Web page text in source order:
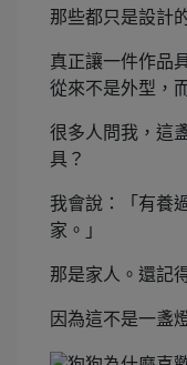
那些都只是設計
真正讓一件作品
從來不是外型，
很多人問我，這
具？
我會說：「有養
家。」
那是家人。還記
因為這不是一盞